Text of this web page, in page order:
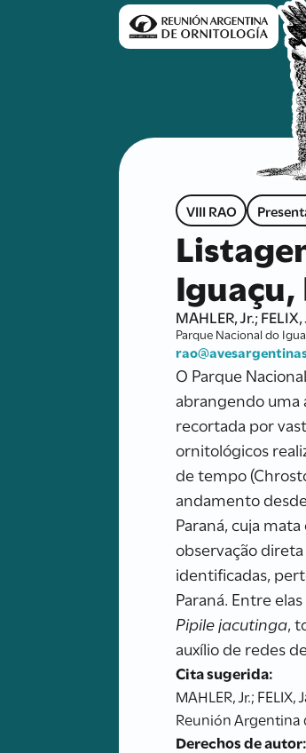
VIII RAO
Iguaçu,
MAHLER, Jr.; FELIX,
Parque Nacional do
O Parque
abrangendo uma
recortada por
ornitológicos
de tempo
andamento
Paraná, cuja
observação
identificadas,
Paraná. Entre
Pipile jacutinga,
auxílio de redes
Cita sugerida:
MAHLER, Jr.;
Reunión Argentina
Derechos de autor: